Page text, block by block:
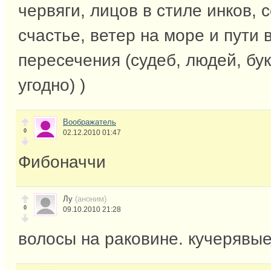
червяги, лицов в стиле инков,
счастье, ветер на море и пути
пересечения (судеб, людей,
угодно) )
0
Воображатель
02.12.2010 01:47
Фибоначчи
0
Лу (аноним)
09.10.2010 21:28
волосы на раковине.